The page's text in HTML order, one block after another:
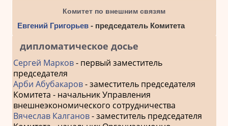
Комитет по внешним связям
Евгений Григорьев- председатель Комитета
дипломатическое досье
Сергей Марков- первый заместитель
председателя
Арби Абубакаров- заместитель председателя
Комитета - начальник Управления
внешнеэкономического сотрудничества
Вячеслав Калганов- заместитель председателя